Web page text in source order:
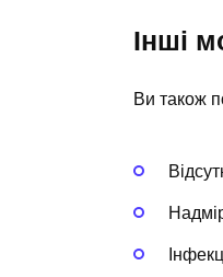
Інші
Ви також